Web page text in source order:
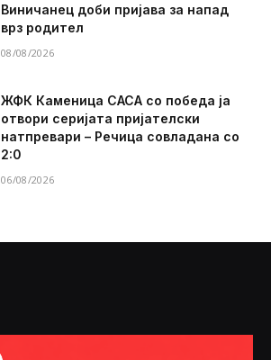
Виничанец доби пријава за напад
врз родител
08/08/2026
ЖФК Каменица САСА со победа ја
отвори серијата пријателски
натпревари – Речица совладана со
2:0
06/08/2026